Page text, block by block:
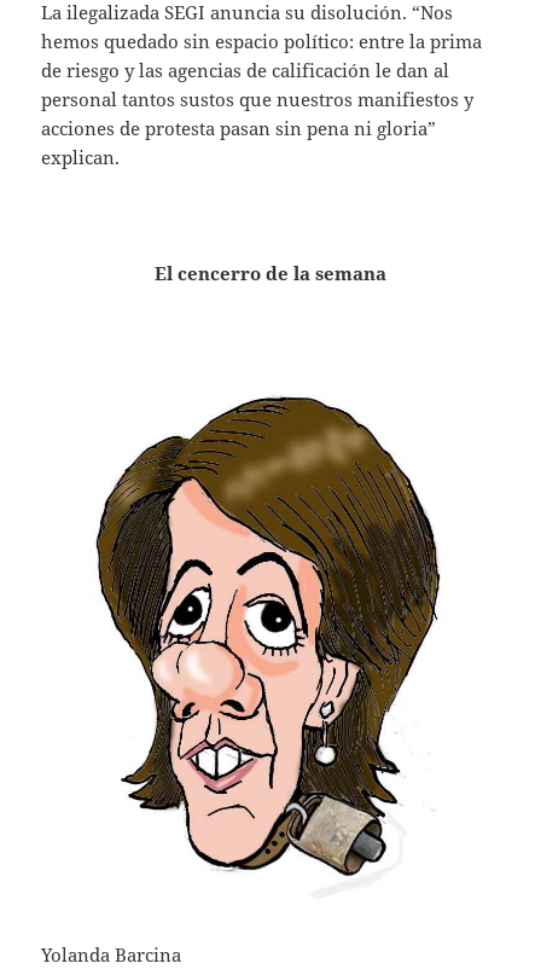
La ilegalizada SEGI anuncia su disolución. “Nos
hemos quedado sin espacio político: entre la prima
de riesgo y las agencias de calificación le dan al
personal tantos sustos que nuestros manifiestos y
acciones de protesta pasan sin pena ni gloria”
explican.
El cencerro de la semana
Yolanda Barcina